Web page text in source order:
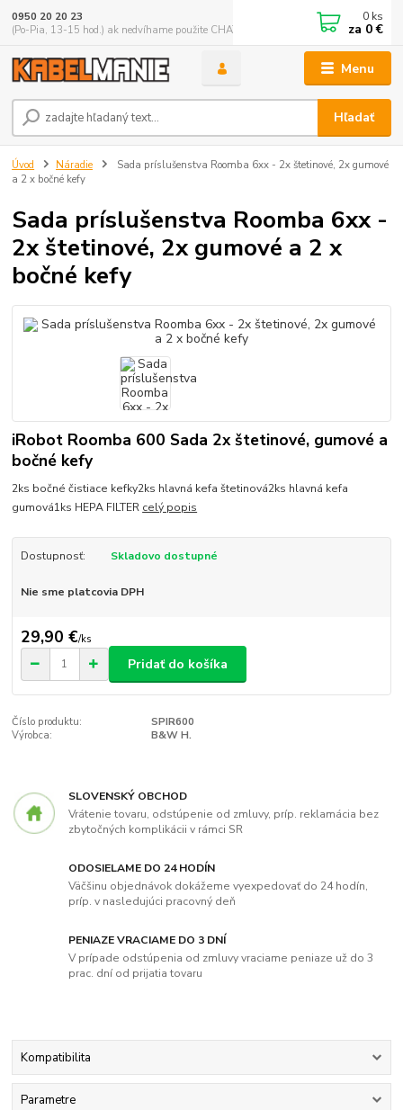
Menu
Hľadať
0950 20 20 23
(Po-Pia, 13-15 hod.) ak nedvíhame použite CHATBOX
0 ks
za 0 €
Úvod Náradie
Sada príslušenstva Roomba 6xx - 2x štetinové, 2x gumové
a 2 x bočné kefy
Sada príslušenstva Roomba 6xx -
2x štetinové, 2x gumové a 2 x
bočné kefy
iRobot Roomba 600 Sada 2x štetinové, gumové a
bočné kefy
2ks bočné čistiace kefky2ks hlavná kefa štetinová2ks hlavná kefa
gumová1ks HEPA FILTER celý popis
Dostupnosť: Skladovo dostupné
Nie sme platcovia DPH
29,90 €/ks
Pridať do košíka
Číslo produktu:
SPIR600
Výrobca:
B&W H.
SLOVENSKÝ OBCHOD
Vrátenie tovaru, odstúpenie od zmluvy, príp. reklamácia bez
zbytočných komplikácii v rámci SR
ODOSIELAME DO 24 HODÍN
Väčšinu objednávok dokážeme vyexpedovať do 24 hodín,
príp. v nasledujúci pracovný deň
PENIAZE VRACIAME DO 3 DNÍ
V prípade odstúpenia od zmluvy vraciame peniaze už do 3
prac. dní od prijatia tovaru
Kompatibilita
Parametre